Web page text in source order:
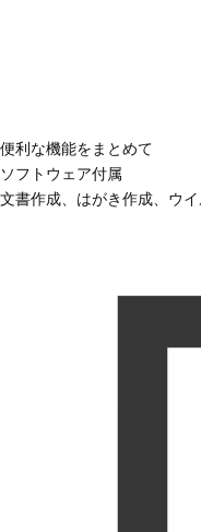
便利な機能をまとめて
ソフトウェア付属
文書作成、はがき作成、ウ